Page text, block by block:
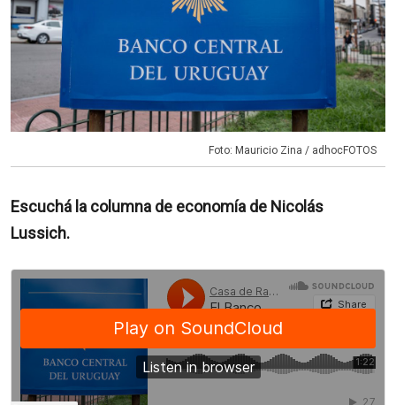
Foto: Mauricio Zina / adhocFOTOS
Escuchá la columna de economía de Nicolás
Lussich.